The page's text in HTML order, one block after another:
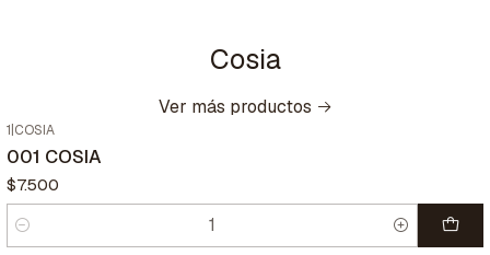
Cosia
Ver más productos
1 COSIA
001 COSIA
$7.500
Cantidad